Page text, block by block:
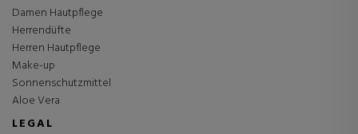
Damen Hautpflege
Herrendüfte
Herren Hautpflege
Make-up
Sonnenschutzmittel
Aloe Vera
LEGAL